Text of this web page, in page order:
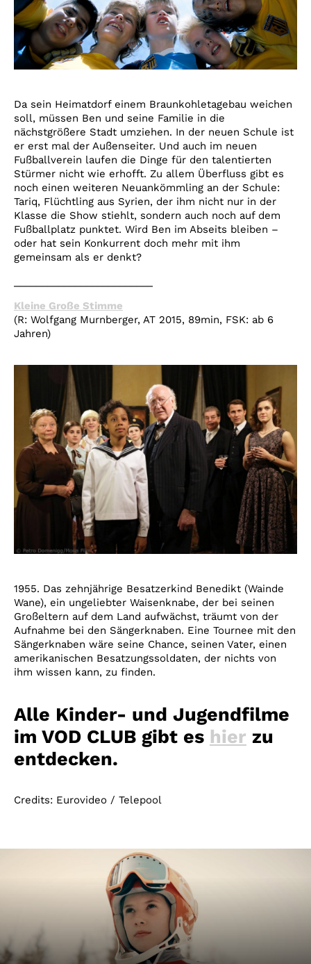
Da sein Heimatdorf einem Braunkohletagebau weichen
soll, müssen Ben und seine Familie in die
nächstgrößere Stadt umziehen. In der neuen Schule ist
er erst mal der Außenseiter. Und auch im neuen
Fußballverein laufen die Dinge für den talentierten
Stürmer nicht wie erhofft. Zu allem Überfluss gibt es
noch einen weiteren Neuankömmling an der Schule:
Tariq, Flüchtling aus Syrien, der ihm nicht nur in der
Klasse die Show stiehlt, sondern auch noch auf dem
Fußballplatz punktet. Wird Ben im Abseits bleiben –
oder hat sein Konkurrent doch mehr mit ihm
gemeinsam als er denkt?
Kleine Große Stimme
(R: Wolfgang Murnberger, AT 2015, 89min, FSK: ab 6
Jahren)
1955. Das zehnjährige Besatzerkind Benedikt (Wainde
Wane), ein ungeliebter Waisenknabe, der bei seinen
Großeltern auf dem Land aufwächst, träumt von der
Aufnahme bei den Sängerknaben. Eine Tournee mit den
Sängerknaben wäre seine Chance, seinen Vater, einen
amerikanischen Besatzungssoldaten, der nichts von
ihm wissen kann, zu finden.
Alle Kinder- und Jugendfilme
im VOD CLUB gibt es hier zu
entdecken.
Credits: Eurovideo / Telepool